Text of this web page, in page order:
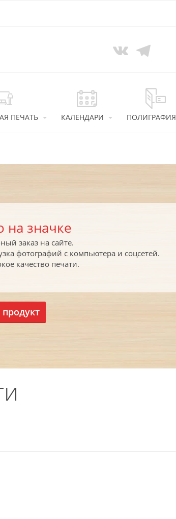
ПЕЧАТЬ КАЛЕНДАРИ ПОЛИГРАФИЯ
на значке
заказ на сайте.
фотографий с компьютера и соцсетей.
качество печати.